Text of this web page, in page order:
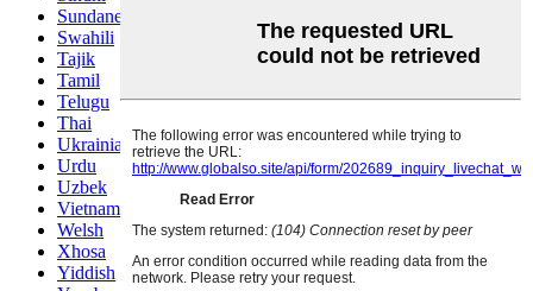
Sundanese
Swahili
Tajik
Tamil
Telugu
Thai
Ukrainian
Urdu
Uzbek
Vietnamese
Welsh
Xhosa
Yiddish